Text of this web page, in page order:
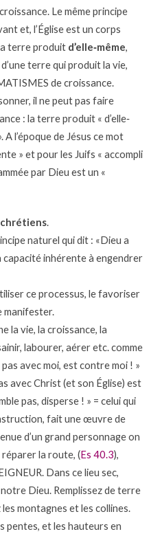
Le même principe
et, l’Église est un corps
terre produit d’elle‐même,
terre qui produit la vie,
de croissance.
il ne peut pas faire
: la terre produit « d’elle‐
A l’époque de Jésus ce mot
» et pour les Juifs « accompli
par Dieu est un «
.
naturel qui dit : «Dieu a
inhérente à engendrer
ce processus, le favoriser
manifester.
la vie, la croissance, la
labourer, aérer etc. comme
pas avec moi, est contre moi ! »
avec Christ (et son Église) est
pas, disperse ! » = celui qui
fait une œuvre de
d’un grand personnage on
la route, (Es 40.3),
Dans ce lieu sec,
Dieu. Remplissez de terre
montagnes et les collines.
pentes, et les hauteurs en